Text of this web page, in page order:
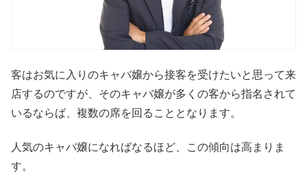
客はお気に入りのキャバ嬢から接客を受けたいと思って来
店するのですが、そのキャバ嬢が多くの客から指名されて
いるならば、複数の席を回ることとなります。
人気のキャバ嬢になればなるほど、この傾向は高まりま
す。